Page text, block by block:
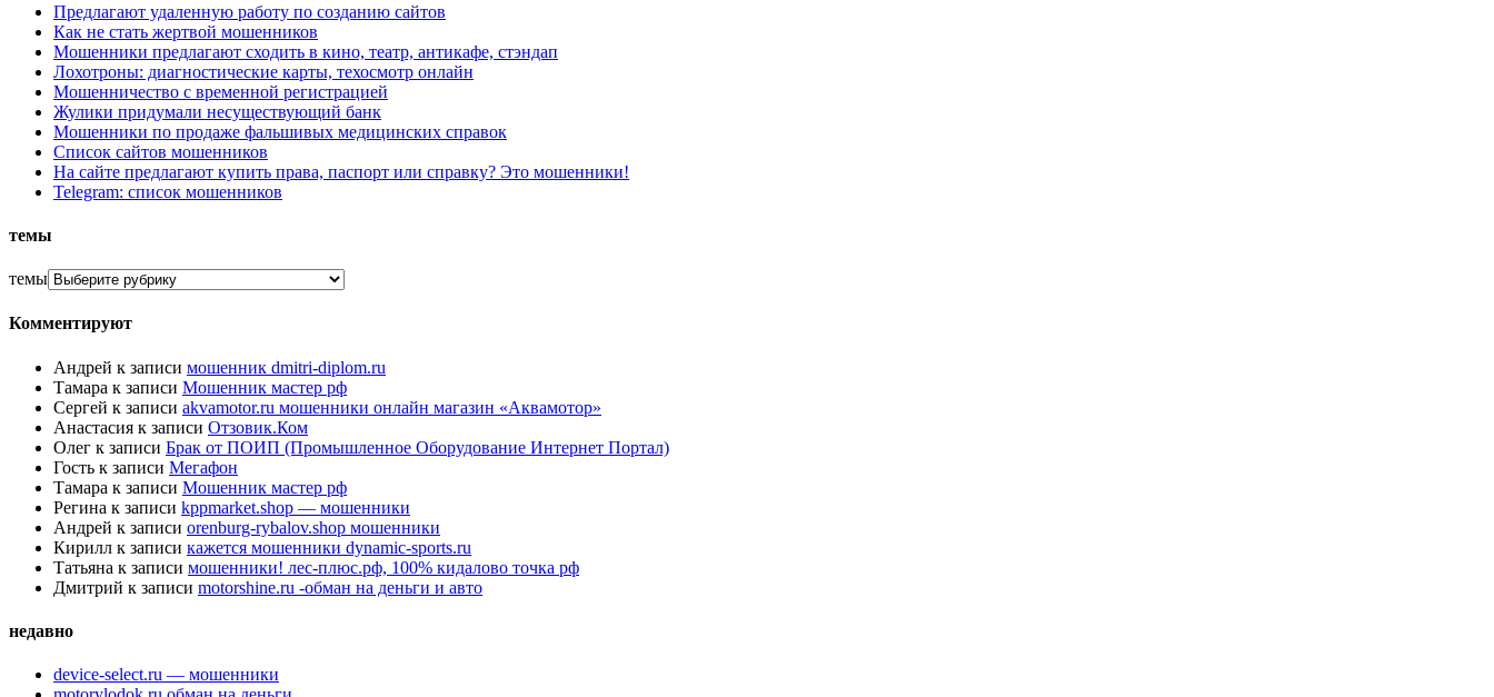
Предлагают удаленную работу по созданию сайтов
Как не стать жертвой мошенников
Мошенники предлагают сходить в кино, театр, антикафе, стэндап
Лохотроны: диагностические карты, техосмотр онлайн
Мошенничество с временной регистрацией
Жулики придумали несуществующий банк
Мошенники по продаже фальшивых медицинских справок
Список сайтов мошенников
На сайте предлагают купить права, паспорт или справку? Это мошенники!
Telegram: список мошенников
темы
темы
Комментируют
Андрей к записи мошенник dmitri-diplom.ru
Тамара к записи Мошенник мастер рф
Сергей к записи akvamotor.ru мошенники онлайн магазин «Аквамотор»
Анастасия к записи Отзовик.Ком
Олег к записи Брак от ПОИП (Промышленное Оборудование Интернет Портал)
Гость к записи Мегафон
Тамара к записи Мошенник мастер рф
Регина к записи kppmarket.shop — мошенники
Андрей к записи orenburg-rybalov.shop мошенники
Кирилл к записи кажется мошенники dynamic-sports.ru
Татьяна к записи мошенники! лес-плюс.рф, 100% кидалово точка рф
Дмитрий к записи motorshine.ru -обман на деньги и авто
недавно
device-select.ru — мошенники